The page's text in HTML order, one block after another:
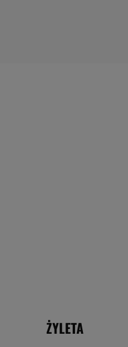
ŻYLETA